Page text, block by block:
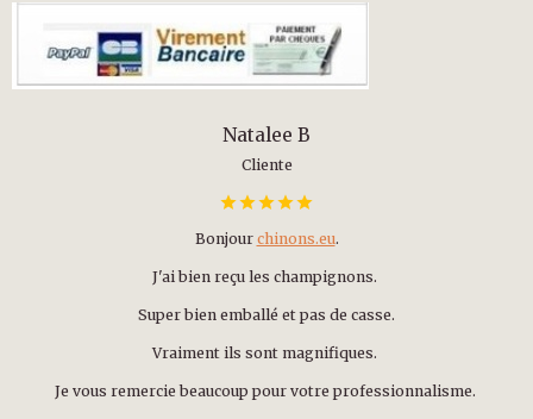
Natalee B
Cliente
Bonjour chinons.eu.
J'ai bien reçu les champignons.
Super bien emballé et pas de casse.
Vraiment ils sont magnifiques.
Je vous remercie beaucoup pour votre professionnalisme.